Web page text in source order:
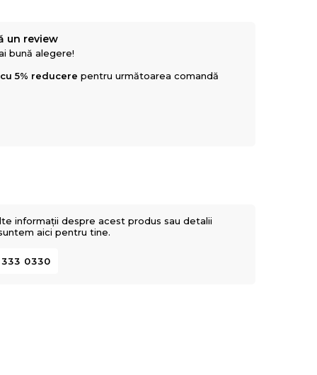
un review
bună alegere!
5% reducere pentru următoarea comandă
informații despre acest produs sau detalii
aici pentru tine.
333 0330